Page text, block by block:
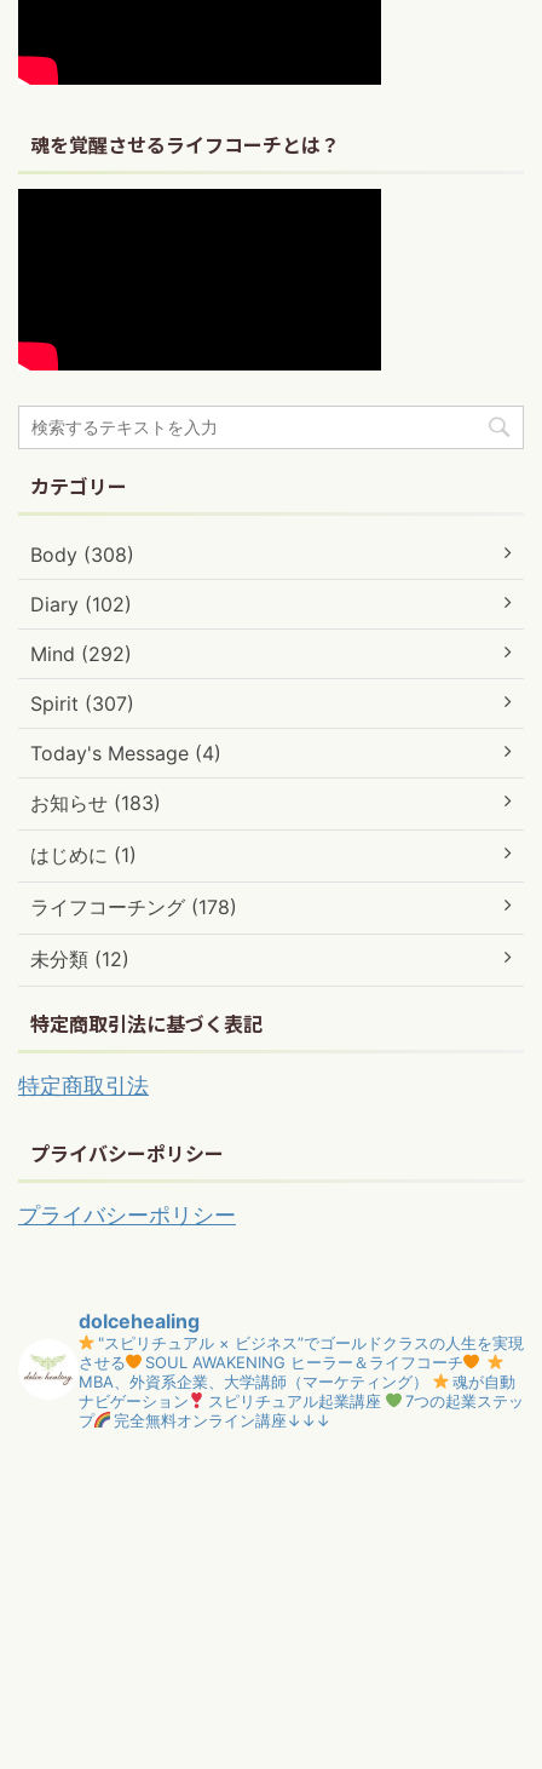
魂を覚醒させるライフコーチとは？
カテゴリー
Body (308)
Diary (102)
Mind (292)
Spirit (307)
Today's Message (4)
お知らせ (183)
はじめに (1)
ライフコーチング (178)
未分類 (12)
特定商取引法に基づく表記
特定商取引法
プライバシーポリシー
プライバシーポリシー
dolcehealing
"スピリチュアル × ビジネス”でゴールドクラスの人生を実現
させる
SOUL AWAKENING ヒーラー＆ライフコーチ
MBA、外資系企業、大学講師（マーケティング）
魂が自動
ナビゲーション
スピリチュアル起業講座
7つの起業ステッ
プ
完全無料オンライン講座↓↓↓